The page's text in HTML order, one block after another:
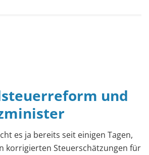
und
es ja bereits seit einigen Tagen,
korrigierten Steuerschätzungen für